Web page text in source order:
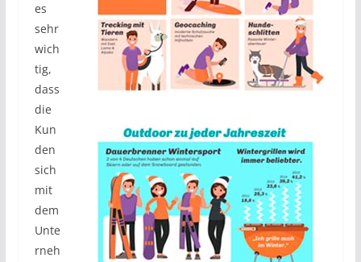
es
sehr
wich
tig,
dass
die
Kun
den
sich
mit
dem
Unte
rneh